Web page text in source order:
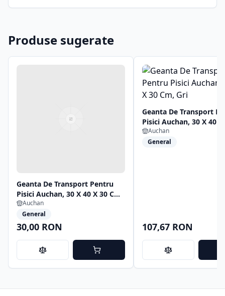
Produse sugerate
Geanta De Transport Pentru
Pisici Auchan, 30 X 40 X 30 Cm,
GriAuchan
General
30,00 RON
Geanta De Transport
Pisici Auchan, 30 X 40 X
GriAuchan
General
107,67 RON